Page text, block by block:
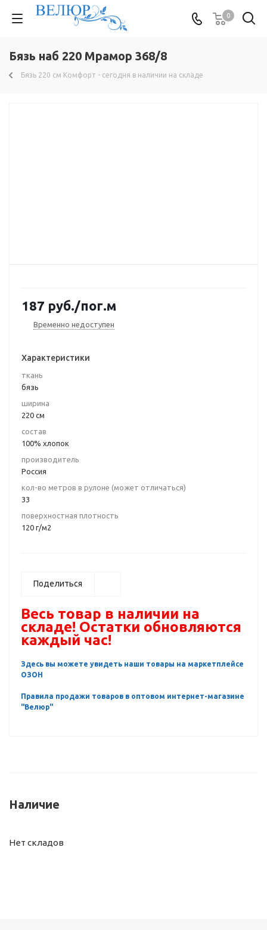
0
Бязь наб 220 Мрамор 368/8
Бязь 220 см Комфорт - сегодня в наличии на складе
187 руб./пог.м
Временно недоступен
Характеристики
ткань
бязь
ширина
220 см
состав
100% хлопок
производитель
Россия
кол-во метров в рулоне (может отличаться)
33
поверхностная плотность
120 г/м2
Поделиться
Весь товар в наличии на
складе! Остатки обновляются
каждый час!
Здесь вы можете увидеть наши товары на маркетплейсе
ОЗОН
Правила продажи товаров в оптовом интернет-магазине
"Велюр"
Наличие
Нет складов